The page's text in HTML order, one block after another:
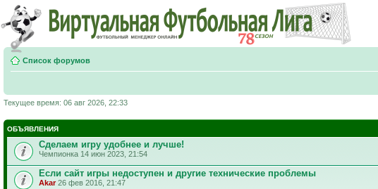
Список форумов
Текущее время: 06 авг 2026, 22:33
ОБЪЯВЛЕНИЯ
Сделаем игру удобнее и лучше!
Чемпионка 14 июн 2023, 21:54
Если сайт игры недоступен и другие технические проблемы
Akar26 фев 2016, 21:47